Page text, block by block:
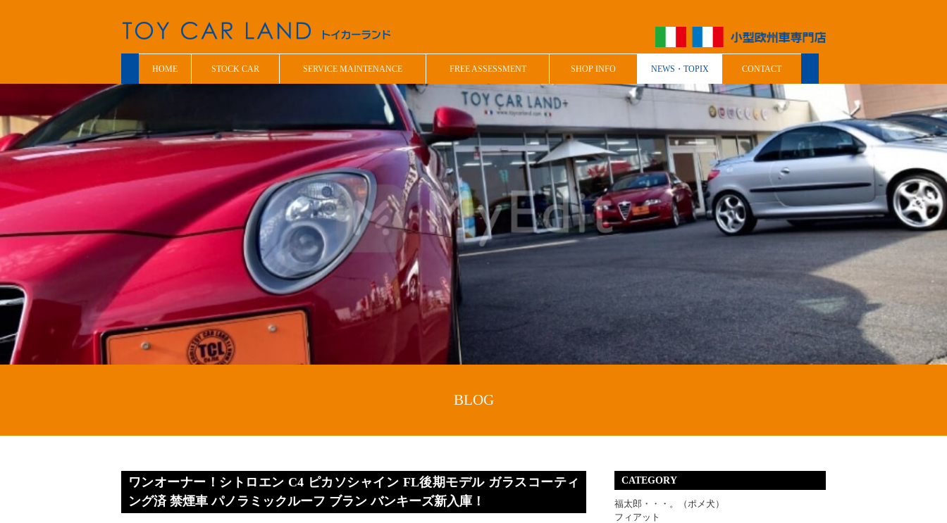
HOME STOCK CAR SERVICE MAINTENANCE FREE ASSESSMENT SHOP INFO NEWS・TOPIX CONTACT
BLOG
ワンオーナー！シトロエン C4 ピカソシャイン FL後期モデル ガラスコーティ
ング済 禁煙車 パノラミックルーフ ブラン バンキーズ新入庫！
CATEGORY
福太郎・・・。（ポメ犬）
フィアット